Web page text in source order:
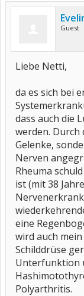
Guest
Liebe Netti,
da es sich bei
dass auch die
werden. Durch
Gelenke,
Nerven
Rheuma
ist (mit 38
eine
wird auch
Schilddrüse
Unterfunktion
Polyarthritis.